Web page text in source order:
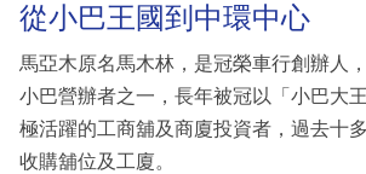
從小巴王國到中環中心
馬亞木原名馬木林，是冠榮車行創辦人
小巴營辦者之一，長年被冠以「小巴大
極活躍的工商舖及商廈投資者，過去十
收購舖位及工廈。